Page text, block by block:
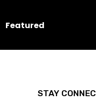
Featured
STAY